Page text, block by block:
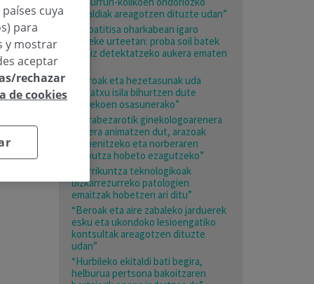
larrialdiak areagotzen dituzte udan”
“Hepatitisa oharkabean igaro
daiteke urteetan: proba soil batek
garaiz detektatzeko aukera ematen
“Beroak eta hezetasunak uda
mehatxu isila bihurtzen dute
adinekoen osasunerako”
“Nerabezarotik ginekologoarenera
joatera animatzen dut, arazoak
prebenitzeko eta norberaren
gorputza hobeto ezagutzeko”
“Berrikuntza teknologikoak
bizkarrezurreko patologien
emaitzak hobetzen ari ditu”
“Beroak eta aire zabaleko jarduerek
esku eta ukondoko lesioengatiko
kontsultak areagotzen dituzte
udan”
“Hurbileko ekitaldi bati begira,
helburua pertsona bakoitzaren
cuya
para
y mostrar
aceptar
rechazar
de cookies